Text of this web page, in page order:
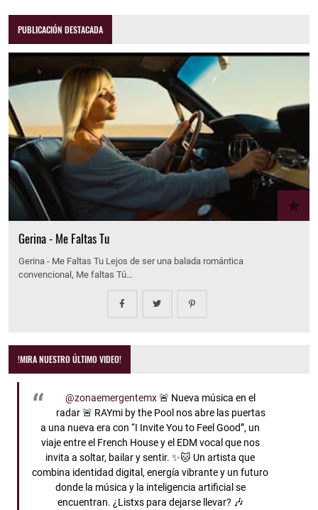
PUBLICACIÓN DESTACADA
Gerina - Me Faltas Tu
Gerina - Me Faltas Tu Lejos de ser una balada romántica
convencional, Me faltas Tú…
!MIRA NUESTRO ÚLTIMO VIDEO!
@zonaemergentemx🚨 Nueva música en el
radar 🚨 RAYmi by the Pool nos abre las puertas
a una nueva era con “I Invite You to Feel Good”, un
viaje entre el French House y el EDM vocal que nos
invita a soltar, bailar y sentir. ✨🐱 Un artista que
combina identidad digital, energía vibrante y un futuro
donde la música y la inteligencia artificial se
encuentran. ¿Listxs para dejarse llevar? 🎶